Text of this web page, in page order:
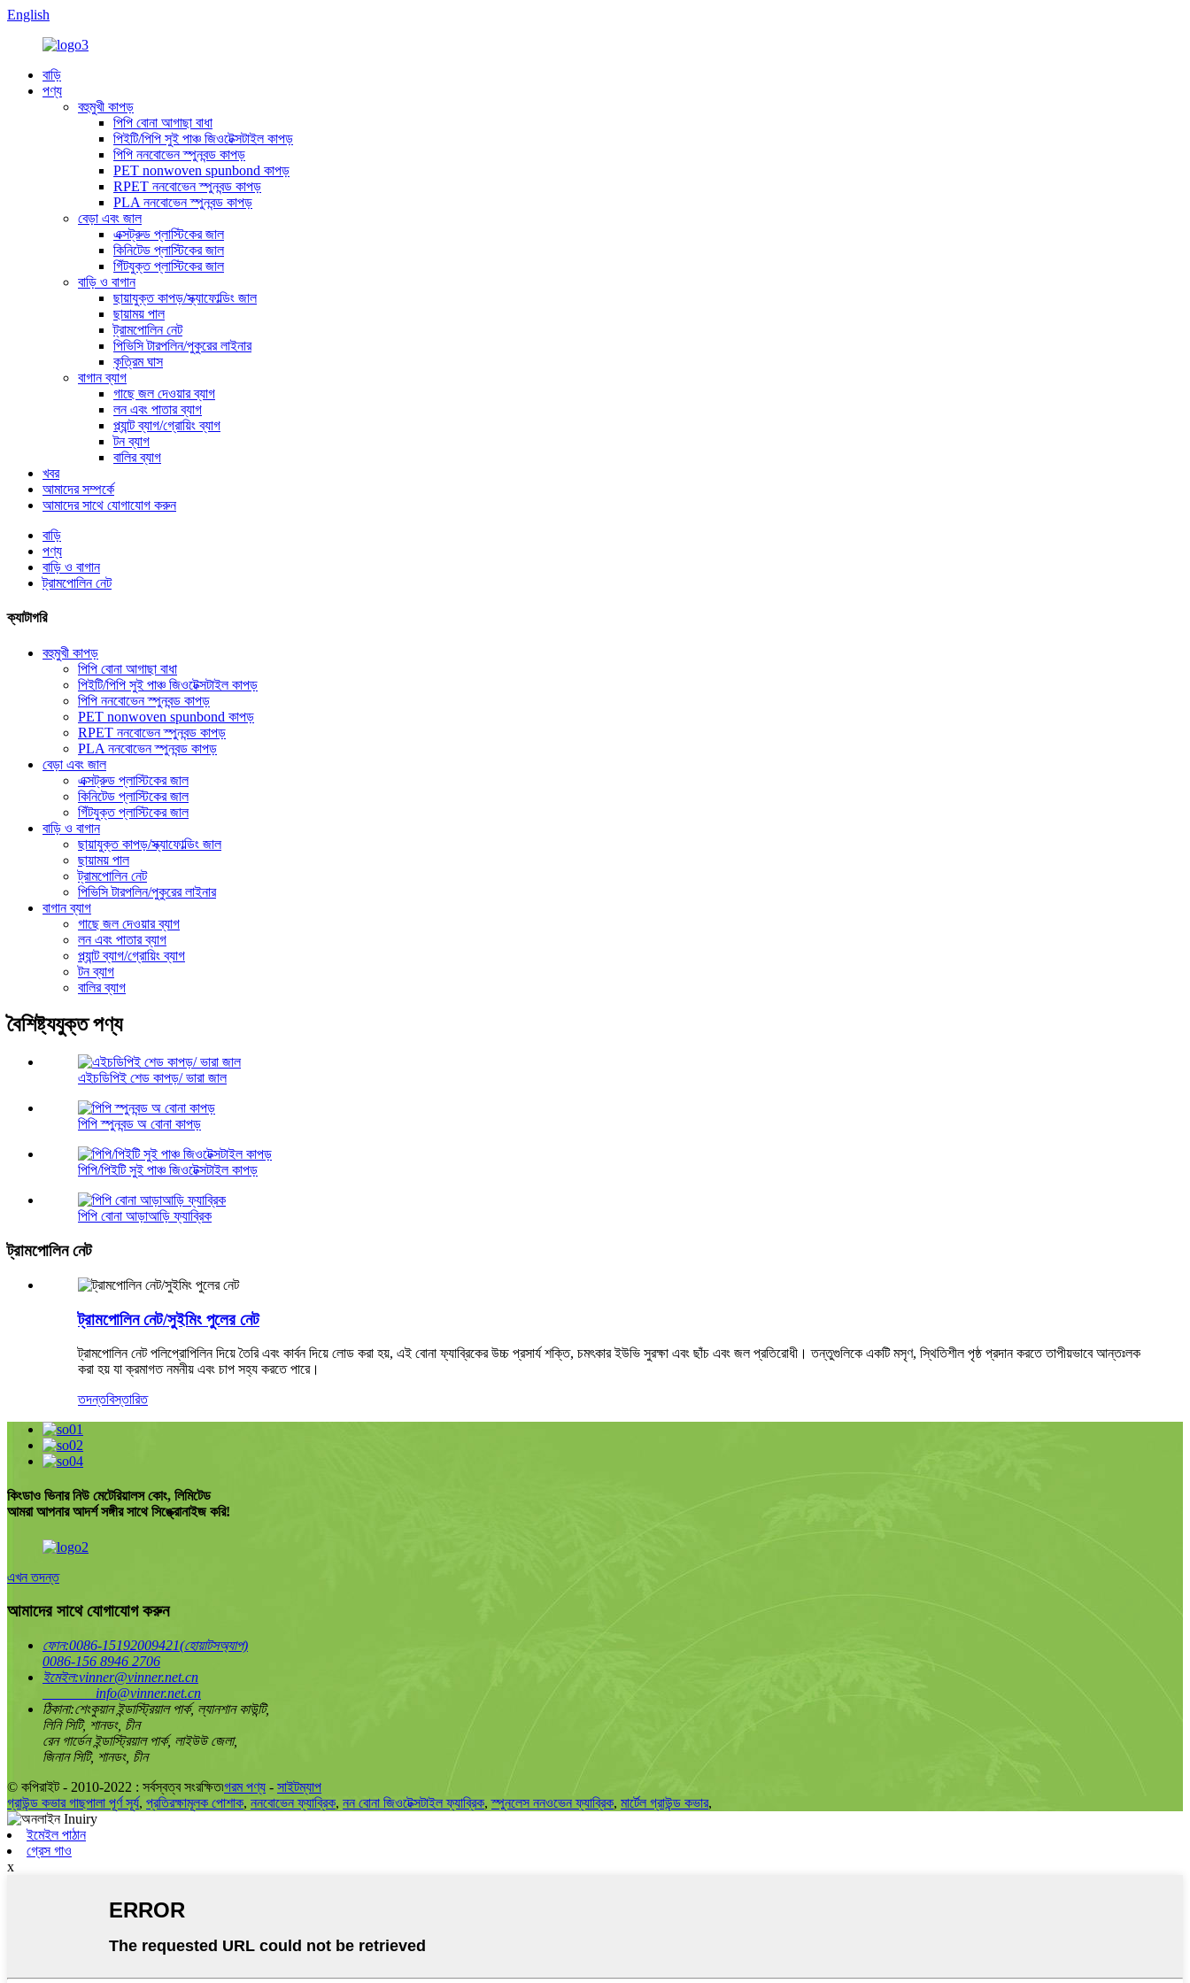
English
বাড়ি
পণ্য
বহুমুখী কাপড়
পিপি বোনা আগাছা বাধা
পিইটি/পিপি সুই পাঞ্চ জিওটেক্সটাইল কাপড়
পিপি ননবোভেন স্পুনবন্ড কাপড়
PET nonwoven spunbond কাপড়
RPET ননবোভেন স্পুনবন্ড কাপড়
PLA ননবোভেন স্পুনবন্ড কাপড়
বেড়া এবং জাল
এক্সট্রুড প্লাস্টিকের জাল
কিনিটেড প্লাস্টিকের জাল
গিঁটযুক্ত প্লাস্টিকের জাল
বাড়ি ও বাগান
ছায়াযুক্ত কাপড়/স্ক্যাফোল্ডিং জাল
ছায়াময় পাল
ট্রামপোলিন নেট
পিভিসি টারপলিন/পুকুরের লাইনার
কৃত্রিম ঘাস
বাগান ব্যাগ
গাছে জল দেওয়ার ব্যাগ
লন এবং পাতার ব্যাগ
প্ল্যান্ট ব্যাগ/গ্রোয়িং ব্যাগ
টন ব্যাগ
বালির ব্যাগ
খবর
আমাদের সম্পর্কে
আমাদের সাথে যোগাযোগ করুন
বাড়ি
পণ্য
বাড়ি ও বাগান
ট্রামপোলিন নেট
ক্যাটাগরি
বহুমুখী কাপড়
পিপি বোনা আগাছা বাধা
পিইটি/পিপি সুই পাঞ্চ জিওটেক্সটাইল কাপড়
পিপি ননবোভেন স্পুনবন্ড কাপড়
PET nonwoven spunbond কাপড়
RPET ননবোভেন স্পুনবন্ড কাপড়
PLA ননবোভেন স্পুনবন্ড কাপড়
বেড়া এবং জাল
এক্সট্রুড প্লাস্টিকের জাল
কিনিটেড প্লাস্টিকের জাল
গিঁটযুক্ত প্লাস্টিকের জাল
বাড়ি ও বাগান
ছায়াযুক্ত কাপড়/স্ক্যাফোল্ডিং জাল
ছায়াময় পাল
ট্রামপোলিন নেট
পিভিসি টারপলিন/পুকুরের লাইনার
বাগান ব্যাগ
গাছে জল দেওয়ার ব্যাগ
লন এবং পাতার ব্যাগ
প্ল্যান্ট ব্যাগ/গ্রোয়িং ব্যাগ
টন ব্যাগ
বালির ব্যাগ
বৈশিষ্ট্যযুক্ত পণ্য
এইচডিপিই শেড কাপড়/ ভারা জাল
পিপি স্পুনবন্ড অ বোনা কাপড়
পিপি/পিইটি সুই পাঞ্চ জিওটেক্সটাইল কাপড়
পিপি বোনা আড়াআড়ি ফ্যাব্রিক
ট্রামপোলিন নেট
ট্রামপোলিন নেট/সুইমিং পুলের নেট
ট্রামপোলিন নেট পলিপ্রোপিলিন দিয়ে তৈরি এবং কার্বন দিয়ে লোড করা হয়, এই বোনা ফ্যাব্রিকের উচ্চ প্রসার্য শক্তি, চমৎকার ইউভি সুরক্ষা এবং ছাঁচ এবং জল প্রতিরোধী। তন্তুগুলিকে একটি মসৃণ, স্থিতিশীল পৃষ্ঠ প্রদান করতে তাপীয়ভাবে আন্তঃলক
করা হয় যা ক্রমাগত নমনীয় এবং চাপ সহ্য করতে পারে।
তদন্তবিস্তারিত
কিংডাও ভিনার নিউ মেটেরিয়ালস কোং, লিমিটেড
আমরা আপনার আদর্শ সঙ্গীর সাথে সিঙ্ক্রোনাইজ করি!
এখন তদন্ত
আমাদের সাথে যোগাযোগ করুন
ফোন:0086-15192009421(হোয়াটসঅ্যাপ)
0086-156 8946 2706
ইমেইল:vinner@vinner.net.cn
info@vinner.net.cn
ঠিকানা:শেংকুয়ান ইন্ডাস্ট্রিয়াল পার্ক, ল্যানশান কাউন্টি,
লিনি সিটি, শানডং, চীন
রেন গার্ডেন ইন্ডাস্ট্রিয়াল পার্ক, লাইউউ জেলা,
জিনান সিটি, শানডং, চীন
© কপিরাইট - 2010-2022 : সর্বস্বত্ব সংরক্ষিত৷গরম পণ্য - সাইটম্যাপ
গ্রাউন্ড কভার গাছপালা পূর্ণ সূর্য, প্রতিরক্ষামূলক পোশাক, ননবোভেন ফ্যাব্রিক, নন বোনা জিওটেক্সটাইল ফ্যাব্রিক,স্পুনলেস ননওভেন ফ্যাব্রিক, মার্টেল গ্রাউন্ড কভার,
ইমেইল পাঠান
গ্রেস গাও
x